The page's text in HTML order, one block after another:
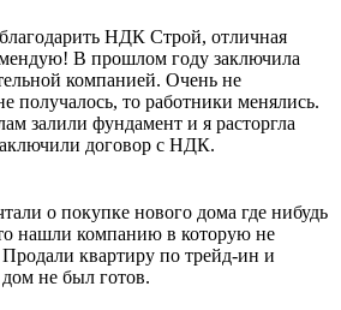
НДК Строй, отличная
В прошлом году заключила
компанией. Очень не
получалось, то работники менялись.
залили фундамент и я расторгла
договор с НДК.
о покупке нового дома где нибудь
нашли компанию в которую не
Продали квартиру по трейд-ин и
не был готов.